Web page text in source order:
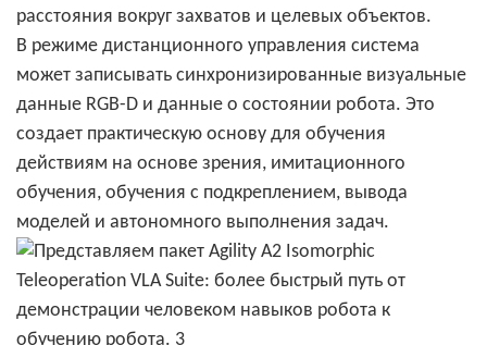
расстояния вокруг захватов и целевых объектов.
В режиме дистанционного управления система
может записывать синхронизированные визуальные
данные RGB-D и данные о состоянии робота. Это
создает практическую основу для обучения
действиям на основе зрения, имитационного
обучения, обучения с подкреплением, вывода
моделей и автономного выполнения задач.